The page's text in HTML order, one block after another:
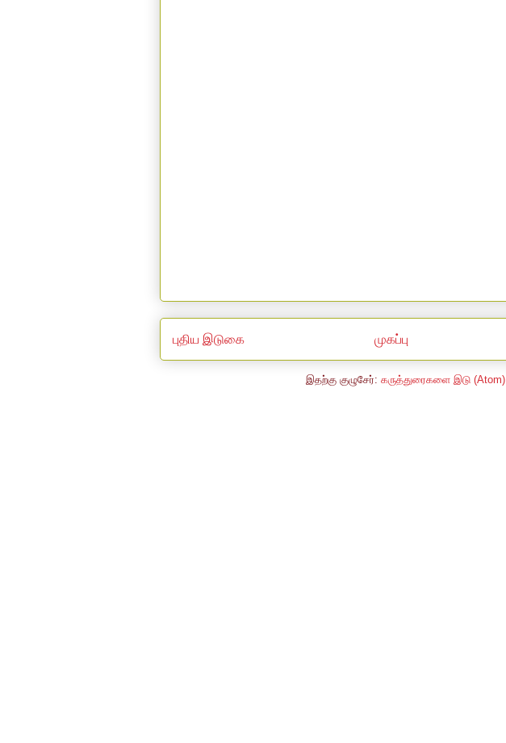
புதிய இடுகை முகப்பு
இதற்கு குழுசேர்: கருத்துரைகளை இடு (Atom)